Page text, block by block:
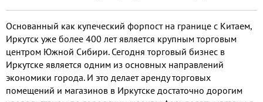
центральной транспортной
артерии города – улицы Ленина.
Основанный как купеческий форпост на границе с Китаем,
Иркутск уже более 400 лет является крупным торговым
центром Южной Сибири. Сегодня торговый бизнес в
Иркутске является одним из основных направлений
экономики города. И это делает аренду торговых
помещений и магазинов в Иркутске достаточно дорогим